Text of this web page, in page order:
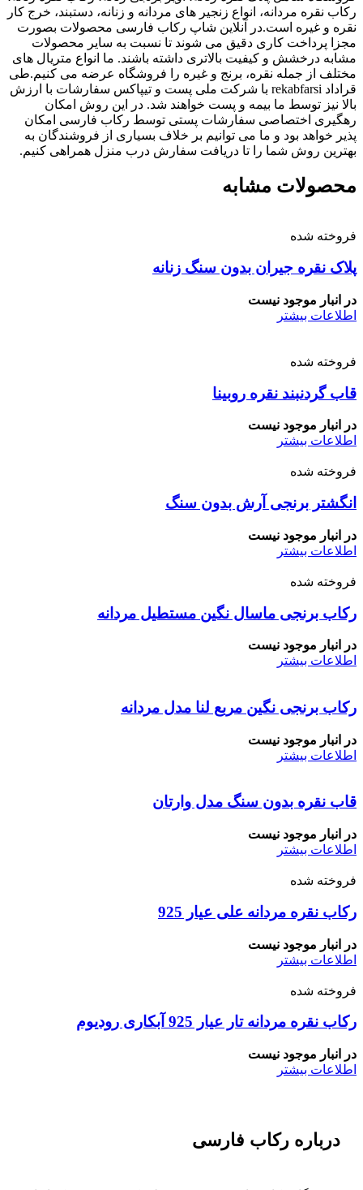
رکاب نقره مردانه، انواع زنجیر های مردانه و زنانه، دستبند، خرج کار
نقره و غیره است.در آنلاین شاپ رکاب فارسی محصولات بصورت
مجزا پرداخت کاری دقیق می شوند تا نسبت به سایر محصولات
مشابه درخشش و کیفیت بالاتری داشته باشند. ما انواع متریال های
مختلف از جمله نقره، برنج و غیره را فروشگاه عرضه می کنیم.طی
قراداد rekabfarsi با شرکت ملی پست و تیپاکس سفارشات با ارزش
بالا نیز توسط ما بیمه و پست خواهند شد. در این روش امکان
رهگیری اختصاصی سفارشات پستی توسط رکاب فارسی امکان
پذیر خواهد بود و ما می توانیم بر خلاف بسیاری از فروشندگان به
بهترین روش شما را تا دریافت سفارش درب منزل همراهی کنیم.
محصولات مشابه
فروخته شده
پلاک نقره جیران بدون سنگ زنانه
در انبار موجود نیست
اطلاعات بیشتر
فروخته شده
قاب گردنبند نقره روبینا
در انبار موجود نیست
اطلاعات بیشتر
فروخته شده
انگشتر برنجی آرش بدون سنگ
در انبار موجود نیست
اطلاعات بیشتر
فروخته شده
رکاب برنجی ماسال نگین مستطیل مردانه
در انبار موجود نیست
اطلاعات بیشتر
رکاب برنجی نگین مربع لنا مدل مردانه
در انبار موجود نیست
اطلاعات بیشتر
قاب نقره بدون سنگ مدل وارتان
در انبار موجود نیست
اطلاعات بیشتر
فروخته شده
رکاب نقره مردانه علی عیار 925
در انبار موجود نیست
اطلاعات بیشتر
فروخته شده
رکاب نقره مردانه تار عیار 925 آبکاری رودیوم
در انبار موجود نیست
اطلاعات بیشتر
درباره رکاب فارسی